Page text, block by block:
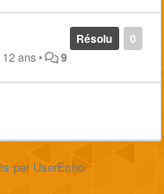
0
Résolu
12 ans• 9
par UserEcho